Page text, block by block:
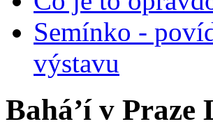
Semínko -
výstavu
Bahá’í v Praze